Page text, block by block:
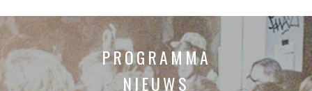
PROGRAMMA
NIEUWS